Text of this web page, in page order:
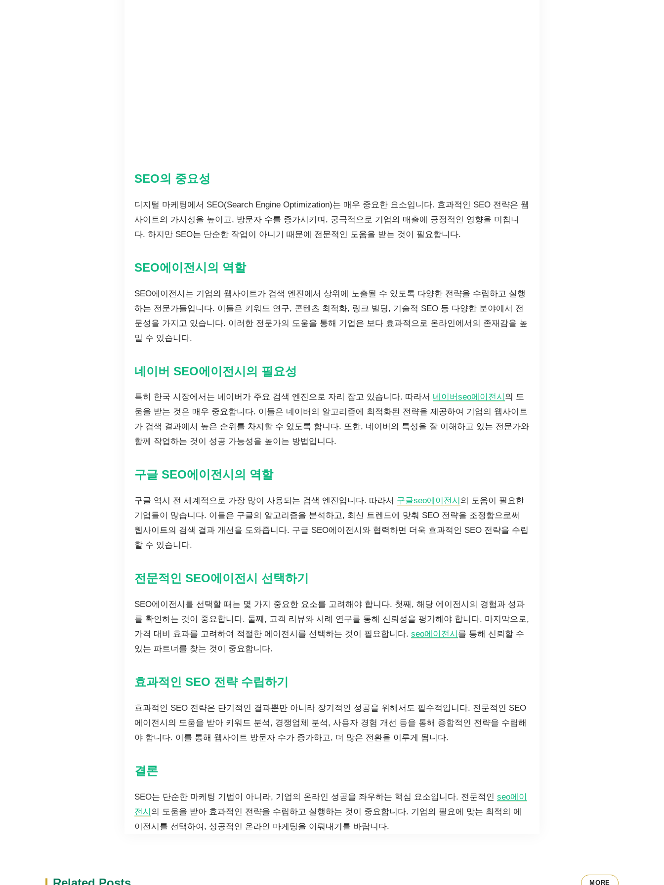
SEO의 중요성
디지털 마케팅에서 SEO(Search Engine Optimization)는 매우 중요한 요소입니다. 효과적인 SEO 전략은 웹
사이트의 가시성을 높이고, 방문자 수를 증가시키며, 궁극적으로 기업의 매출에 긍정적인 영향을 미칩니
다. 하지만 SEO는 단순한 작업이 아니기 때문에 전문적인 도움을 받는 것이 필요합니다.
SEO에이전시의 역할
SEO에이전시는 기업의 웹사이트가 검색 엔진에서 상위에 노출될 수 있도록 다양한 전략을 수립하고 실행
하는 전문가들입니다. 이들은 키워드 연구, 콘텐츠 최적화, 링크 빌딩, 기술적 SEO 등 다양한 분야에서 전
문성을 가지고 있습니다. 이러한 전문가의 도움을 통해 기업은 보다 효과적으로 온라인에서의 존재감을 높
일 수 있습니다.
네이버 SEO에이전시의 필요성
특히 한국 시장에서는 네이버가 주요 검색 엔진으로 자리 잡고 있습니다. 따라서 네이버seo에이전시 의 도
움을 받는 것은 매우 중요합니다. 이들은 네이버의 알고리즘에 최적화된 전략을 제공하여 기업의 웹사이트
가 검색 결과에서 높은 순위를 차지할 수 있도록 합니다. 또한, 네이버의 특성을 잘 이해하고 있는 전문가와
함께 작업하는 것이 성공 가능성을 높이는 방법입니다.
구글 SEO에이전시의 역할
구글 역시 전 세계적으로 가장 많이 사용되는 검색 엔진입니다. 따라서 구글seo에이전시 의 도움이 필요한
기업들이 많습니다. 이들은 구글의 알고리즘을 분석하고, 최신 트렌드에 맞춰 SEO 전략을 조정함으로써
웹사이트의 검색 결과 개선을 도와줍니다. 구글 SEO에이전시와 협력하면 더욱 효과적인 SEO 전략을 수립
할 수 있습니다.
전문적인 SEO에이전시 선택하기
SEO에이전시를 선택할 때는 몇 가지 중요한 요소를 고려해야 합니다. 첫째, 해당 에이전시의 경험과 성과
를 확인하는 것이 중요합니다. 둘째, 고객 리뷰와 사례 연구를 통해 신뢰성을 평가해야 합니다. 마지막으로,
가격 대비 효과를 고려하여 적절한 에이전시를 선택하는 것이 필요합니다. seo에이전시 를 통해 신뢰할 수
있는 파트너를 찾는 것이 중요합니다.
효과적인 SEO 전략 수립하기
효과적인 SEO 전략은 단기적인 결과뿐만 아니라 장기적인 성공을 위해서도 필수적입니다. 전문적인 SEO
에이전시의 도움을 받아 키워드 분석, 경쟁업체 분석, 사용자 경험 개선 등을 통해 종합적인 전략을 수립해
야 합니다. 이를 통해 웹사이트 방문자 수가 증가하고, 더 많은 전환을 이루게 됩니다.
결론
SEO는 단순한 마케팅 기법이 아니라, 기업의 온라인 성공을 좌우하는 핵심 요소입니다. 전문적인 seo에이
전시 의 도움을 받아 효과적인 전략을 수립하고 실행하는 것이 중요합니다. 기업의 필요에 맞는 최적의 에
이전시를 선택하여, 성공적인 온라인 마케팅을 이뤄내기를 바랍니다.
MORE